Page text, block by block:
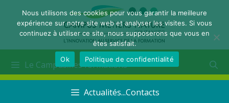
Le Campus...les formations
Actualités...Contacts
Nous utilisons des cookies pour vous garantir la meilleure
expérience sur notre site web et analyser les visites. Si vous
continuez à utiliser ce site, nous supposerons que vous en
êtes satisfait.
Ok
Politique de confidentialité